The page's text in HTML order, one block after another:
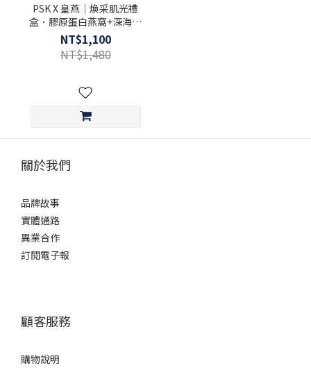
PSK X 皇燕｜煥采肌光禮
盒．膠原蛋白燕窩+深海源
萃極效修護面膜
NT$1,100
NT$1,480
關於我們
品牌故事
實體通路
異業合作
訂閱電子報
顧客服務
購物說明